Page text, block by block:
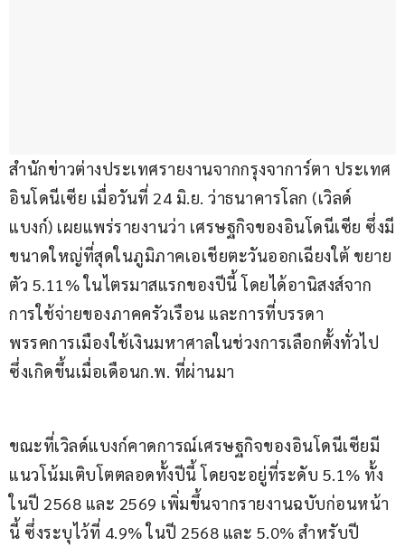
สำนักข่าวต่างประเทศรายงานจากกรุงจาการ์ตา ประเทศ
อินโดนีเซีย เมื่อวันที่ 24 มิ.ย. ว่าธนาคารโลก (เวิลด์
แบงก์) เผยแพร่รายงานว่า เศรษฐกิจของอินโดนีเซีย ซึ่งมี
ขนาดใหญ่ที่สุดในภูมิภาคเอเชียตะวันออกเฉียงใต้ ขยาย
ตัว 5.11% ในไตรมาสแรกของปีนี้ โดยได้อานิสงส์จาก
การใช้จ่ายของภาคครัวเรือน และการที่บรรดา
พรรคการเมืองใช้เงินมหาศาลในช่วงการเลือกตั้งทั่วไป
ซึ่งเกิดขึ้นเมื่อเดือนก.พ. ที่ผ่านมา
ขณะที่เวิลด์แบงก์คาดการณ์เศรษฐกิจของอินโดนีเซียมี
แนวโน้มเติบโตตลอดทั้งปีนี้ โดยจะอยู่ที่ระดับ 5.1% ทั้ง
ในปี 2568 และ 2569 เพิ่มขึ้นจากรายงานฉบับก่อนหน้า
นี้ ซึ่งระบุไว้ที่ 4.9% ในปี 2568 และ 5.0% สำหรับปี